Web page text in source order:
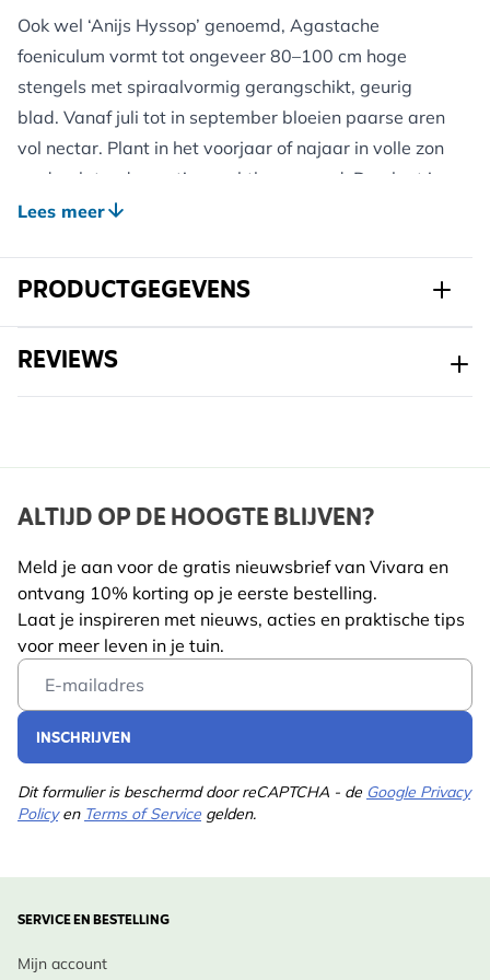
Ook wel ‘Anijs Hyssop’ genoemd, Agastache
foeniculum vormt tot ongeveer 80–100 cm hoge
stengels met spiraalvormig gerangschikt, geurig
blad. Vanaf juli tot in september bloeien paarse aren
vol nectar. Plant in het voorjaar of najaar in volle zon
en doorlatende, matig vruchtbare grond. De plant is
redelijk winterhard; een beschermlaag van organisch
hommels en vlinders. Regelmatig weghalen van
uitgebloeide aren verlengt de bloeitijd. In het vroege
voorjaar verwijder je dode stengels, waarna frisse
scheuten verschijnen. De gedroogde blaadjes kunnen
De talloze lila bloempjes vullen je zomertuin met
kleinere insecten.
Ontwerp Inspiratie:
In een landelijke border naast Zonnehoed
(Echinacea), Kattenkruid (Nepeta) of siergrassen
creëer je een weelderig, geurend zomerbeeld.
Inheemse Status:
Noord-Amerikaanse oorsprong, niet inheems in
groeiend in een zonnig klimaat.
•Wanneer te planten
Lees meer
PRODUCTGEGEVENS
Art.nr.
Merk Kwekerij Verhoeven
Lengte 115 mm
Gewicht 0.75 kg
Diersoort Bij, Vlinder
Kleur Paars, Blauw
Meerjarig Ja
Standplaats Half schaduw, Zonlicht
Bloeimaanden
Plukmaanden
Lees meer
REVIEWS
ALTIJD OP DE HOOGTE BLIJVEN?
Meld je aan voor de gratis nieuwsbrief van Vivara en
ontvang 10% korting op je eerste bestelling.
Laat je inspireren met nieuws, acties en praktische tips
voor meer leven in je tuin.
Email Address
INSCHRIJVEN
Dit formulier is beschermd door reCAPTCHA - de Google Privacy
Policyen Terms of Service gelden.
SERVICE EN BESTELLING
Mijn account